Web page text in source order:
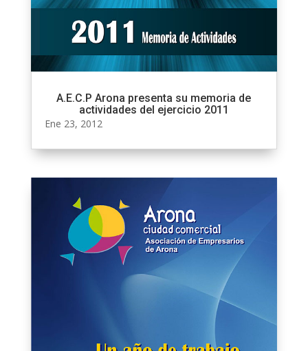
A.E.C.P Arona presenta su memoria de
actividades del ejercicio 2011
Ene 23, 2012